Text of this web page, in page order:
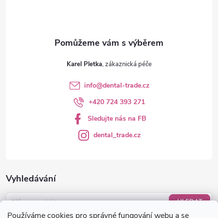
Používáme cookies pro správné fungování webu a se
Vyhledávání
HLEDAT
Karel Pletka
info@dental-trade.cz
+420 724 393 271
Sledujte nás na FB
dental_trade.cz